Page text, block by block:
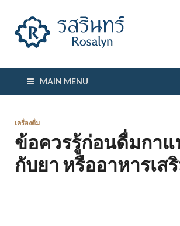
MAIN MENU
เครื่องดื่ม
ข้อควรรู้ก่อนดื่มกา
กับยา หรืออาหารเส